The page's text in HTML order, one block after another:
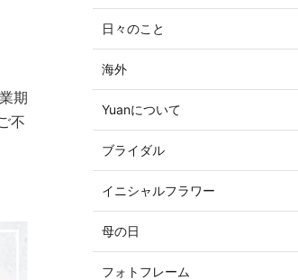
期
不
日々のこと
海外
Yuanについて
ブライダル
イニシャルフラワー
母の日
フォトフレーム